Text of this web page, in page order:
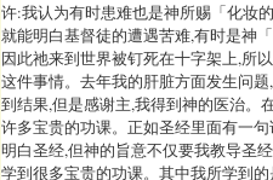
许:我认为有时患难也是神所赐「化妆
就能明白基督徒的遭遇苦难,有时是神
因此祂来到世界被钉死在十字架上,所
这件事情。去年我的肝脏方面发生问
到结果,但是感谢主,我得到神的医治。
许多宝贵的功课。正如圣经里面有一
明白圣经,但神的旨意不仅要我教导圣
学到很多宝贵的功课。其中我所学到